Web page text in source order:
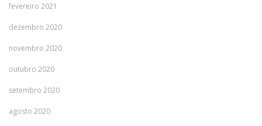
fevereiro 2021
dezembro 2020
novembro 2020
outubro 2020
setembro 2020
agosto 2020